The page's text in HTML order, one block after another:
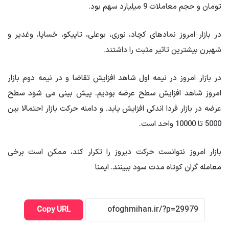
تومان و حجم معاملات 9 میلیارد سهم بود.
در بازار امروز نمادهای کچاد، نوری، بوعلی، تاپیکو، خساپا، وغدیر و
شهبرن بیشترین تاثیر مثبت را داشتند.
در بازار امروز در نیمه اول شاهد افزایش تقاضا و در نیمه دوم بازار
امروز شاهد افزایش سطح عرضه بودیم. پیش بینی می شود سطح
عرضه در بازار فردا اندکی افزایش یابد. و دامنه حرکت بازار احتمالا بین
5000 تا 10000 واحد است.
بازار امروز نتوانست حرکت دیروز را تکرار کند، ممکن است برخی
معامله گران کوتاه مدت سود ببینند. ایمنا
Copy URL